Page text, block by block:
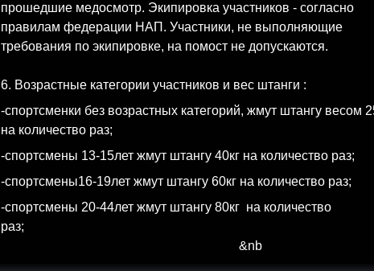
прошедшие медосмотр. Экипировка участников - согласно
правилам федерации НАП. Участники, не выполняющие
требования по экипировке, на помост не допускаются.
6. Возрастные категории участников и вес штанги :
-спортсменки без возрастных категорий, жмут штангу весом
на количество раз;
-спортсмены 13-15лет жмут штангу 40кг на количество раз;
-спортсмены16-19лет жмут штангу 60кг на количество раз;
-спортсмены 20-44лет жмут штангу 80кг на количество
раз;
&nb